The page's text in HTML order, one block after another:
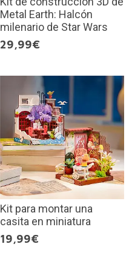
Metal Earth: Halcón
milenario de Star Wars
29,99€
Kit para montar una
casita en miniatura
19,99€